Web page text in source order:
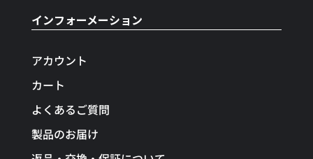
インフォーメーション
アカウント
カート
よくあるご質問
製品のお届け